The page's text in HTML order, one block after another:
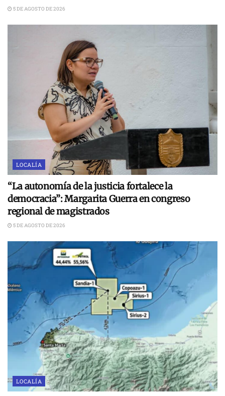
5 DE AGOSTO DE 2026
LOCALÍA
“La autonomía de la justicia fortalece la
democracia”: Margarita Guerra en congreso
regional de magistrados
5 DE AGOSTO DE 2026
LOCALÍA